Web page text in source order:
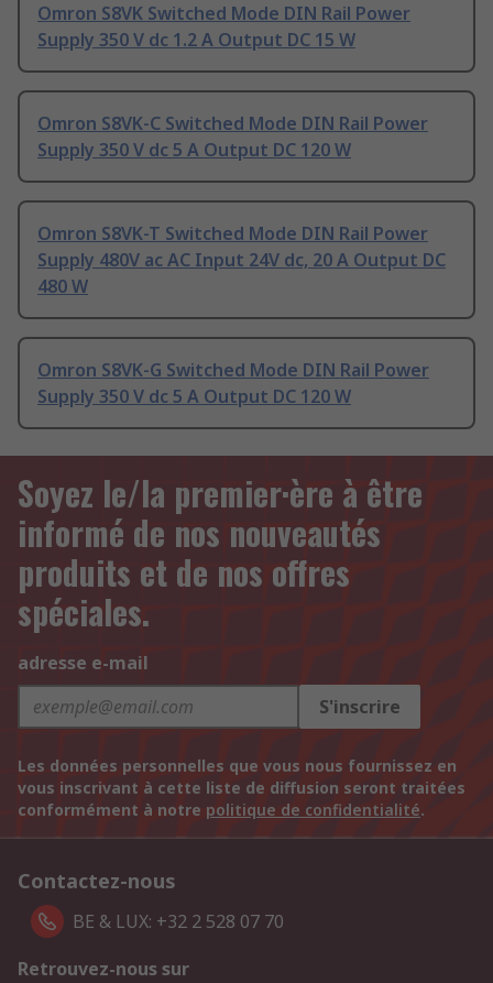
Omron S8VK Switched Mode DIN Rail Power
Supply 350 V dc 1.2 A Output DC 15 W
Omron S8VK-C Switched Mode DIN Rail Power
Supply 350 V dc 5 A Output DC 120 W
Omron S8VK-T Switched Mode DIN Rail Power
Supply 480V ac AC Input 24V dc, 20 A Output DC
480 W
Omron S8VK-G Switched Mode DIN Rail Power
Supply 350 V dc 5 A Output DC 120 W
Soyez le/la premier·ère à être
informé de nos nouveautés
produits et de nos offres
spéciales.
adresse e-mail
S'inscrire
Les données personnelles que vous nous fournissez en
vous inscrivant à cette liste de diffusion seront traitées
conformément à notre politique de confidentialité.
Contactez-nous
BE & LUX: +32 2 528 07 70
Retrouvez-nous sur